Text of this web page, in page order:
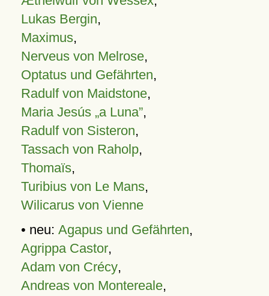
Lukas Bergin,
Maximus,
Nerveus von Melrose,
Optatus und Gefährten,
Radulf von Maidstone,
Maria Jesús „a Luna”,
Radulf von Sisteron,
Tassach von Raholp,
Thomaïs,
Turibius von Le Mans,
Wilicarus von Vienne
• neu: Agapus und Gefährten,
Agrippa Castor,
Adam von Crécy,
Andreas von Montereale,